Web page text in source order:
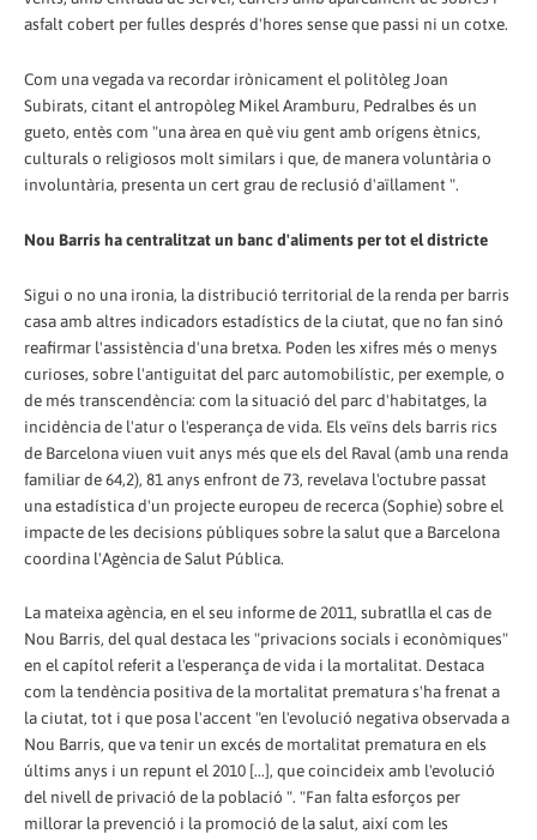
asfalt cobert per fulles després d'hores sense que passi ni un cotxe.
Com una vegada va recordar irònicament el politòleg Joan
Subirats, citant el antropòleg Mikel Aramburu, Pedralbes és un
gueto, entès com "una àrea en què viu gent amb orígens ètnics,
culturals o religiosos molt similars i que, de manera voluntària o
involuntària, presenta un cert grau de reclusió d'aïllament ".
Nou Barris ha centralitzat un banc d'aliments per tot el districte
Sigui o no una ironia, la distribució territorial de la renda per barris
casa amb altres indicadors estadístics de la ciutat, que no fan sinó
reafirmar l'assistència d'una bretxa. Poden les xifres més o menys
curioses, sobre l'antiguitat del parc automobilístic, per exemple, o
de més transcendència: com la situació del parc d'habitatges, la
incidència de l'atur o l'esperança de vida. Els veïns dels barris rics
de Barcelona viuen vuit anys més que els del Raval (amb una renda
familiar de 64,2), 81 anys enfront de 73, revelava l'octubre passat
una estadística d'un projecte europeu de recerca (Sophie) sobre el
impacte de les decisions públiques sobre la salut que a Barcelona
coordina l'Agència de Salut Pública.
La mateixa agència, en el seu informe de 2011, subratlla el cas de
Nou Barris, del qual destaca les "privacions socials i econòmiques"
en el capítol referit a l'esperança de vida i la mortalitat. Destaca
com la tendència positiva de la mortalitat prematura s'ha frenat a
la ciutat, tot i que posa l'accent "en l'evolució negativa observada a
Nou Barris, que va tenir un excés de mortalitat prematura en els
últims anys i un repunt el 2010 [...], que coincideix amb l'evolució
del nivell de privació de la població ". "Fan falta esforços per
millorar la prevenció i la promoció de la salut, així com les